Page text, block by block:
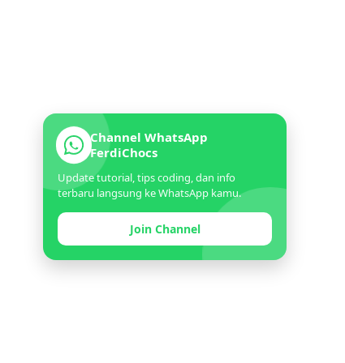
Channel WhatsApp
FerdiChocs
Update tutorial, tips coding, dan info
terbaru langsung ke WhatsApp kamu.
Join Channel